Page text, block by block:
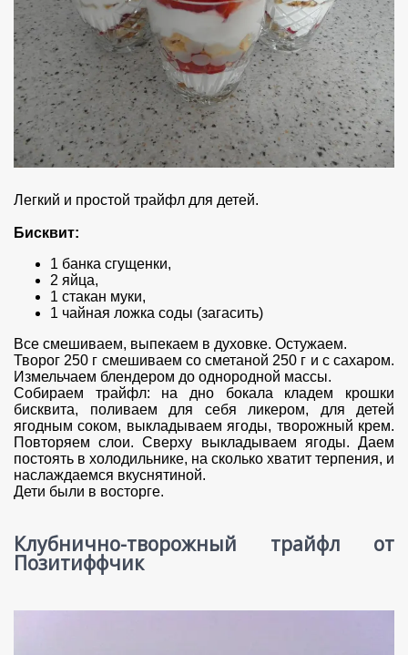
Легкий и простой трайфл для детей.
Бисквит:
1 банка сгущенки,
2 яйца,
1 стакан муки,
1 чайная ложка соды (загасить)
Все смешиваем, выпекаем в духовке. Остужаем.
Творог 250 г смешиваем со сметаной 250 г и с сахаром.
Измельчаем блендером до однородной массы.
Собираем трайфл: на дно бокала кладем крошки
бисквита, поливаем для себя ликером, для детей
ягодным соком, выкладываем ягоды, творожный крем.
Повторяем слои. Сверху выкладываем ягоды. Даем
постоять в холодильнике, на сколько хватит терпения, и
наслаждаемся вкуснятиной.
Дети были в восторге.
Клубнично-творожный трайфл от
Позитиффчик